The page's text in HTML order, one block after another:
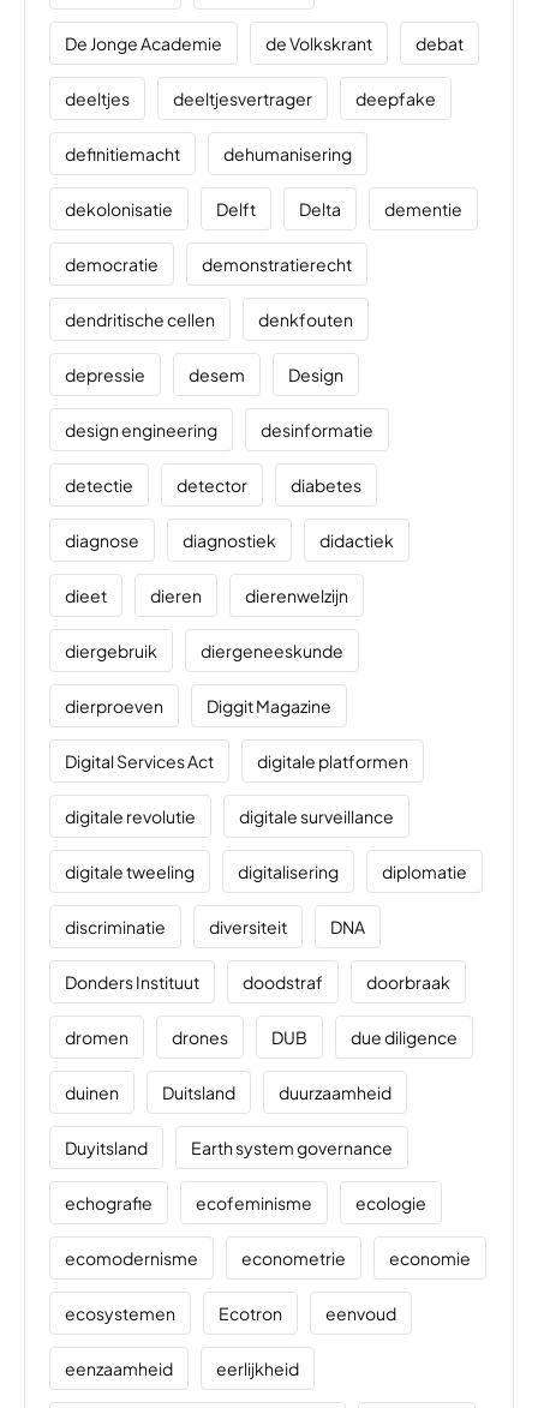
De Jonge Academie de Volkskrant debat
deeltjes deeltjesvertrager deepfake
definitiemacht dehumanisering
dekolonisatie Delft Delta dementie
democratie demonstratierecht
dendritische cellen denkfouten
depressie desem Design
design engineering desinformatie
detectie detector diabetes
diagnose diagnostiek didactiek
dieet dieren dierenwelzijn
diergebruik diergeneeskunde
dierproeven Diggit Magazine
Digital Services Act digitale platformen
digitale revolutie digitale surveillance
digitale tweeling digitalisering diplomatie
discriminatie diversiteit DNA
Donders Instituut doodstraf doorbraak
dromen drones DUB due diligence
duinen Duitsland duurzaamheid
Duyitsland Earth system governance
echografie ecofeminisme ecologie
ecomodernisme econometrie economie
ecosystemen Ecotron eenvoud
eenzaamheid eerlijkheid